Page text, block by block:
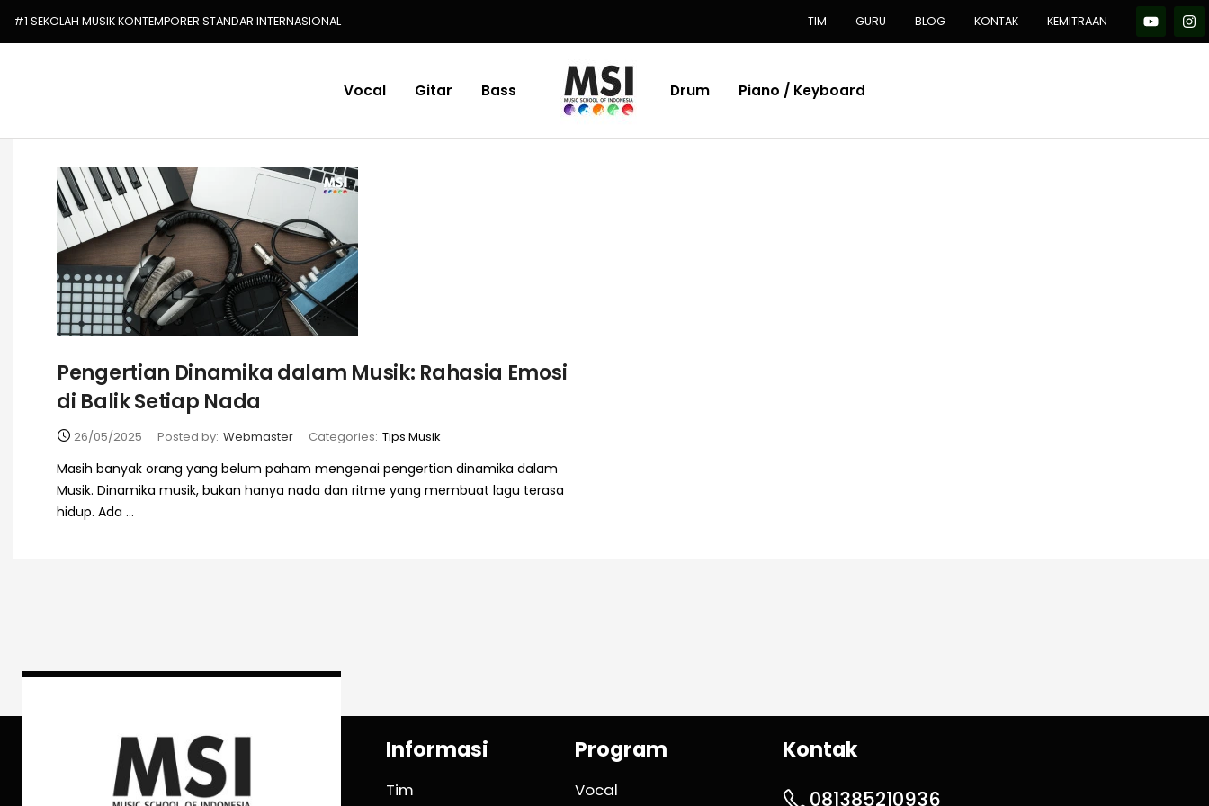
#1 SEKOLAH MUSIK KONTEMPORER STANDAR INTERNASIONAL TIM GURU BLOG KONTAK KEMITRAAN
Vocal Gitar Bass Drum Piano / Keyboard
Pengertian Dinamika dalam Musik: Rahasia Emosi
di Balik Setiap Nada
26/05/2025 Posted by: Webmaster Categories: Tips Musik
Masih banyak orang yang belum paham mengenai pengertian dinamika dalam
Musik. Dinamika musik, bukan hanya nada dan ritme yang membuat lagu terasa
hidup. Ada ...
Informasi
Tim
Program
Vocal
Kontak
081385210936